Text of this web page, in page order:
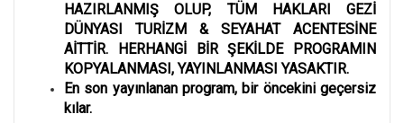
HAZIRLANMIŞ OLUP, TÜM HAKLARI GEZİ
DÜNYASI TURİZM & SEYAHAT ACENTESİNE
AİTTİR. HERHANGİ BİR ŞEKİLDE PROGRAMIN
KOPYALANMASI, YAYINLANMASI YASAKTIR.
En son yayınlanan program, bir öncekini geçersiz
kılar.